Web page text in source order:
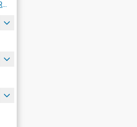
POWIATOWY INSPEKTORAT NADZORU BUDOWLANEGO